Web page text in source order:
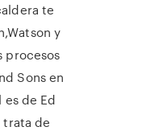
te
y
procesos
Sons en
de Ed
trata de